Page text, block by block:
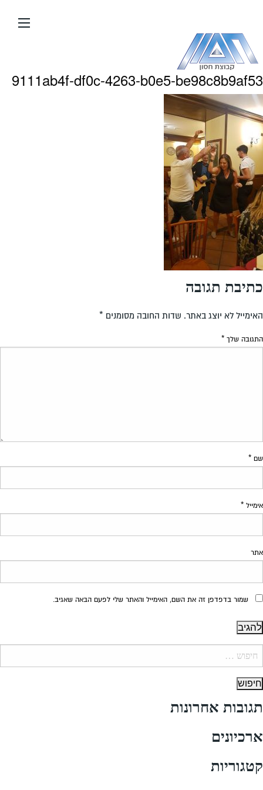
העמוד
9111ab4f-df0c-4263-b0e5-be98c8b9af53
כתיבת תגובה
האימייל לא יוצג באתר. שדות החובה מסומנים *
התגובה שלך *
שם *
אימייל *
אתר
שמור בדפדפן זה את השם, האימייל והאתר שלי לפעם הבאה שאגיב.
תגובות אחרונות
ארכיונים
קטגוריות